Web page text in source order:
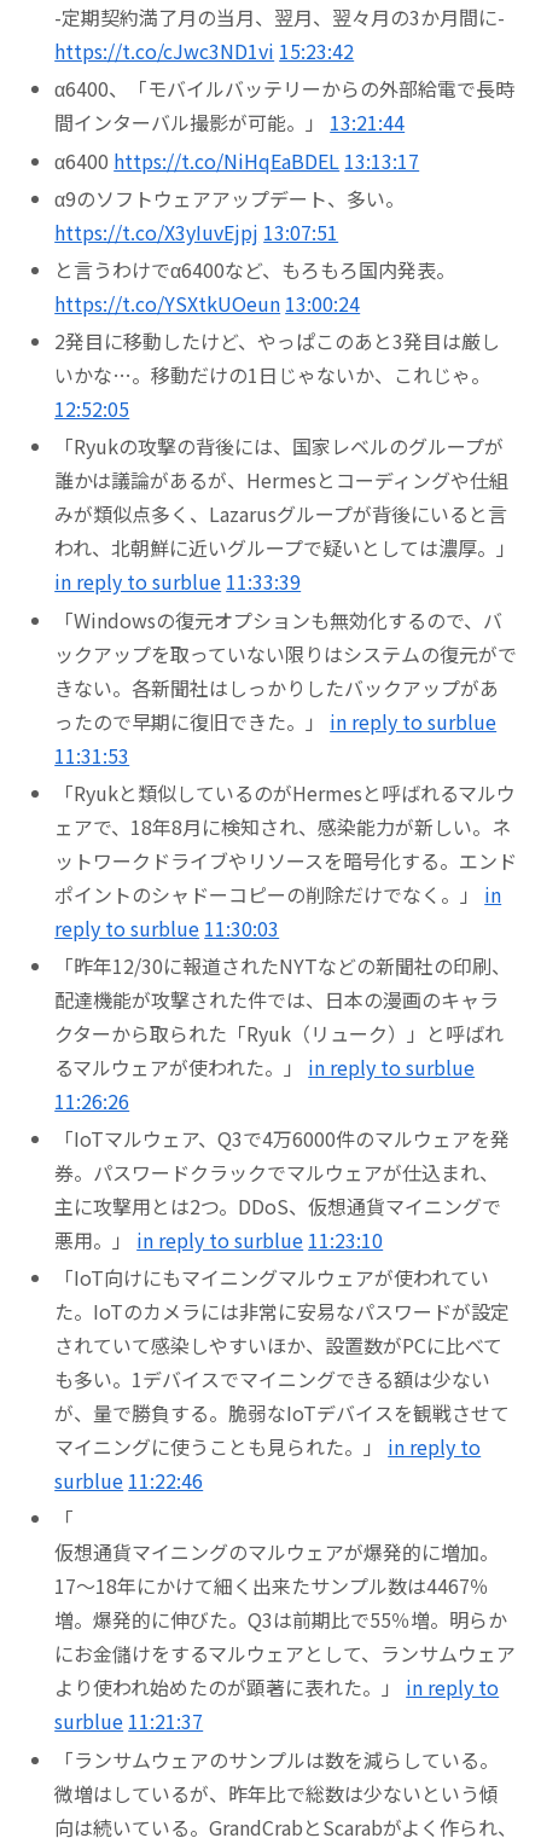
-定期契約満了月の当月、翌月、翌々月の3か月間に-
https://t.co/cJwc3ND1vi 15:23:42
α6400、「モバイルバッテリーからの外部給電で長時
間インターバル撮影が可能。」 13:21:44
α6400 https://t.co/NiHqEaBDEL 13:13:17
α9のソフトウェアアップデート、多い。
https://t.co/X3yIuvEjpj 13:07:51
と言うわけでα6400など、もろもろ国内発表。
https://t.co/YSXtkUOeun 13:00:24
2発目に移動したけど、やっぱこのあと3発目は厳し
いかな…。移動だけの1日じゃないか、これじゃ。
12:52:05
「Ryukの攻撃の背後には、国家レベルのグループが
誰かは議論があるが、Hermesとコーディングや仕組
みが類似点多く、Lazarusグループが背後にいると言
われ、北朝鮮に近いグループで疑いとしては濃厚。」
in reply to surblue 11:33:39
「Windowsの復元オプションも無効化するので、バ
ックアップを取っていない限りはシステムの復元がで
きない。各新聞社はしっかりしたバックアップがあ
ったので早期に復旧できた。」 in reply to surblue
11:31:53
「Ryukと類似しているのがHermesと呼ばれるマルウ
ェアで、18年8月に検知され、感染能力が新しい。ネ
ットワークドライブやリソースを暗号化する。エンド
ポイントのシャドーコピーの削除だけでなく。」 in
reply to surblue 11:30:03
「昨年12/30に報道されたNYTなどの新聞社の印刷、
配達機能が攻撃された件では、日本の漫画のキャラ
クターから取られた「Ryuk（リューク）」と呼ばれ
るマルウェアが使われた。」 in reply to surblue
11:26:26
「IoTマルウェア、Q3で4万6000件のマルウェアを発
券。パスワードクラックでマルウェアが仕込まれ、
主に攻撃用とは2つ。DDoS、仮想通貨マイニングで
悪用。」 in reply to surblue 11:23:10
「IoT向けにもマイニングマルウェアが使われてい
た。IoTのカメラには非常に安易なパスワードが設定
されていて感染しやすいほか、設置数がPCに比べて
も多い。1デバイスでマイニングできる額は少ない
が、量で勝負する。脆弱なIoTデバイスを観戦させて
マイニングに使うことも見られた。」 in reply to
surblue 11:22:46
「
仮想通貨マイニングのマルウェアが爆発的に増加。
17～18年にかけて細く出来たサンプル数は4467％
増。爆発的に伸びた。Q3は前期比で55％増。明らか
にお金儲けをするマルウェアとして、ランサムウェア
より使われ始めたのが顕著に表れた。」 in reply to
surblue 11:21:37
「ランサムウェアのサンプルは数を減らしている。
微増はしているが、昨年比で総数は少ないという傾
向は続いている。GrandCrabとScarabがよく作られ、